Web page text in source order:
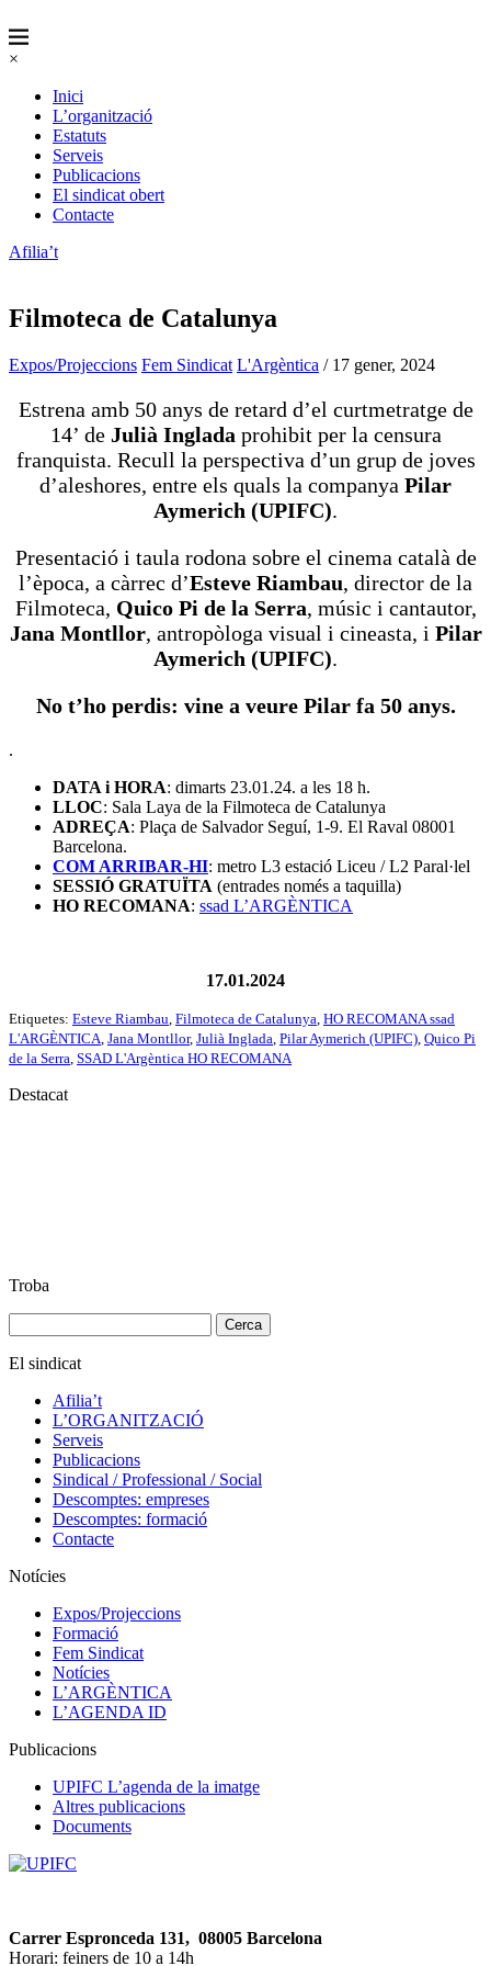
×
Inici
L’organització
Estatuts
Serveis
Publicacions
El sindicat obert
Contacte
Afilia’t
Filmoteca de Catalunya
Expos/Projeccions Fem Sindicat L'Argèntica / 17 gener, 2024
Estrena amb 50 anys de retard d’el curtmetratge de
14’ de Julià Inglada prohibit per la censura
franquista. Recull la perspectiva d’un grup de joves
d’aleshores, entre els quals la companya Pilar
Aymerich (UPIFC).
Presentació i taula rodona sobre el cinema català de
l’època, a càrrec d’Esteve Riambau, director de la
Filmoteca, Quico Pi de la Serra, músic i cantautor,
Jana Montllor, antropòloga visual i cineasta, i Pilar
Aymerich (UPIFC).
No t’ho perdis: vine a veure Pilar fa 50 anys.
.
DATA i HORA: dimarts 23.01.24. a les 18 h.
LLOC: Sala Laya de la Filmoteca de Catalunya
ADREÇA: Plaça de Salvador Seguí, 1-9. El Raval 08001
Barcelona.
COM ARRIBAR-HI: metro L3 estació Liceu / L2 Paral·lel
SESSIÓ GRATUÏTA (entrades només a taquilla)
HO RECOMANA: ssad L’ARGÈNTICA
17.01.2024
Etiquetes: Esteve Riambau Filmoteca de Catalunya HO RECOMANA ssad
L'ARGÈNTICA Jana Montllor, Julià Inglada Pilar Aymerich (UPIFC) Quico Pi
de la Serra SSAD L'Argèntica HO RECOMANA
Destacat
Troba
El sindicat
Afilia’t
L’ORGANITZACIÓ
Serveis
Publicacions
Sindical / Professional / Social
Descomptes: empreses
Descomptes: formació
Contacte
Notícies
Expos/Projeccions
Formació
Fem Sindicat
Notícies
L’ARGÈNTICA
L’AGENDA ID
Publicacions
UPIFC L’agenda de la imatge
Altres publicacions
Documents
Carrer Espronceda 131, 08005 Barcelona
Horari: feiners de 10 a 14h